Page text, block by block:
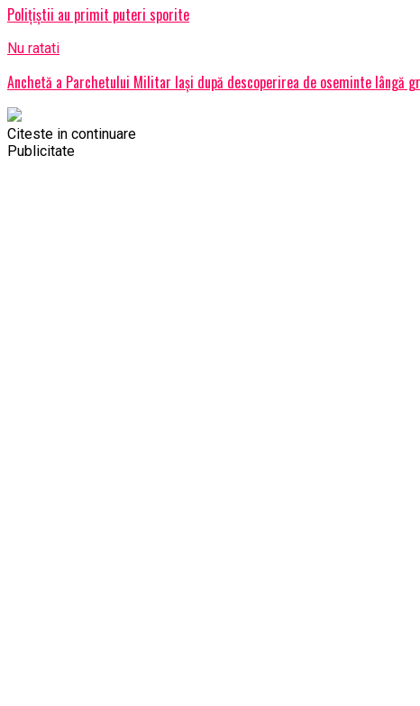
Poliţiştii au primit puteri sporite
Nu ratati
Anchetă a Parchetului Militar Iaşi după descoperirea de oseminte lângă
Citeste in continuare
Publicitate